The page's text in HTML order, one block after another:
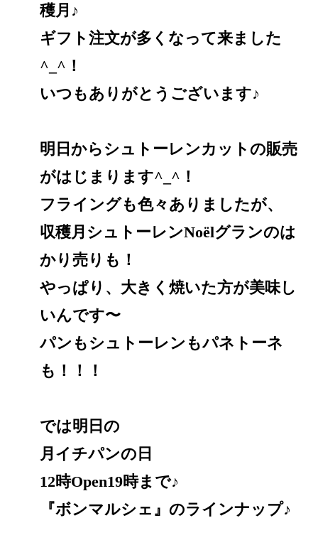
穫月♪
ギフト注文が多くなって来ました
^_^！
いつもありがとうございます♪
明日からシュトーレンカットの販売
がはじまります^_^！
フライングも色々ありましたが、
収穫月シュトーレンNoëlグランのは
かり売りも！
やっぱり、大きく焼いた方が美味し
いんです〜
パンもシュトーレンもパネトーネ
も！！！
では明日の
月イチパンの日
12時Open19時まで♪
『ボンマルシェ』のラインナップ♪